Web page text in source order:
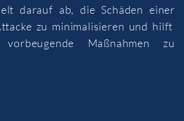
darauf ab, die Schäden einer
zu minimalisieren und hilft
vorbeugende Maßnahmen zu